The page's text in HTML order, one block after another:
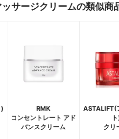
サージクリームの類似商
RMK
コンセントレート アド
バンスクリーム
ASTALIFT(
クリ